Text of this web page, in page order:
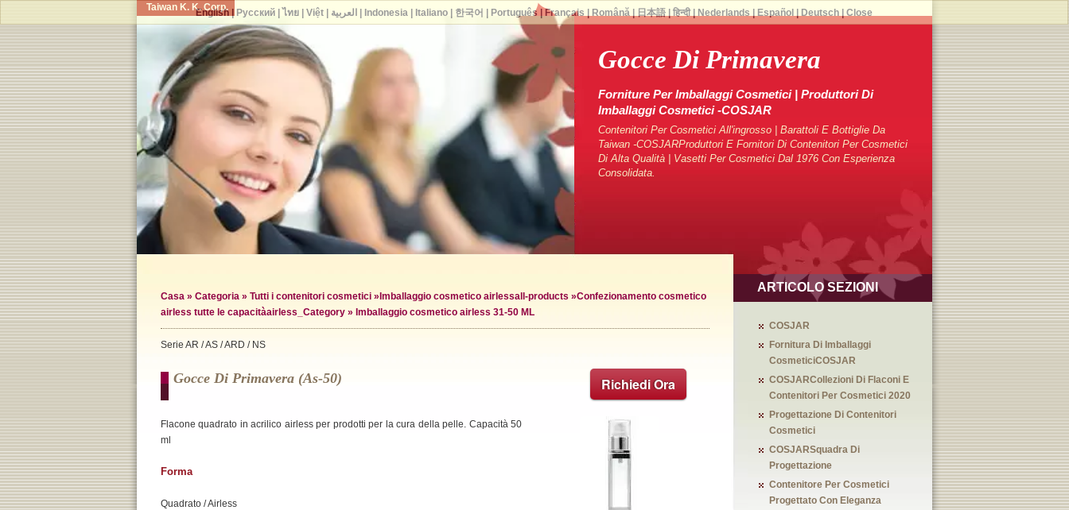
Taiwan K. K. Corp.
Gocce Di Primavera
Forniture Per Imballaggi Cosmetici | Produttori Di
Imballaggi Cosmetici -COSJAR
Contenitori Per Cosmetici All'ingrosso | Barattoli E Bottiglie Da
Taiwan -COSJARProduttori E Fornitori Di Contenitori Per Cosmetici
Di Alta Qualità | Vasetti Per Cosmetici Dal 1976 Con Esperienza
Consolidata.
Casa » Categoria » Tutti i contenitori cosmetici » Imballaggio cosmetico airlessall-products »Confezionamento cosmetico
airless tutte le capacitàairless_Category » Imballaggio cosmetico airless 31-50 ML
Serie AR / AS / ARD / NS
Richiedi Ora
Gocce Di Primavera (as-50)
Flacone quadrato in acrilico airless per prodotti per la cura della pelle. Capacità 50
ml
Forma
Quadrato / Airless
ARTICOLO SEZIONI
COSJAR
Fornitura Di Imballaggi
CosmeticiCOSJAR
COSJARCollezioni Di Flaconi E
Contenitori Per Cosmetici 2020
Progettazione Di Contenitori
Cosmetici
COSJARSquadra Di
Progettazione
Contenitore Per Cosmetici
Progettato Con Eleganza
English| Русский| ไทย| Việt| العربية Indonesia| Italiano| 한국어 Português Français Română| 日本語| हिन्दी| Nederlands Español Deutsch| Close